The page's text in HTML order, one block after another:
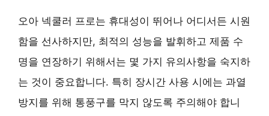
오아 넥쿨러 프로는 휴대성이 뛰어나 어디서든 시원
함을 선사하지만, 최적의 성능을 발휘하고 제품 수
명을 연장하기 위해서는 몇 가지 유의사항을 숙지하
는 것이 중요합니다. 특히 장시간 사용 시에는 과열
방지를 위해 통풍구를 막지 않도록 주의해야 합니